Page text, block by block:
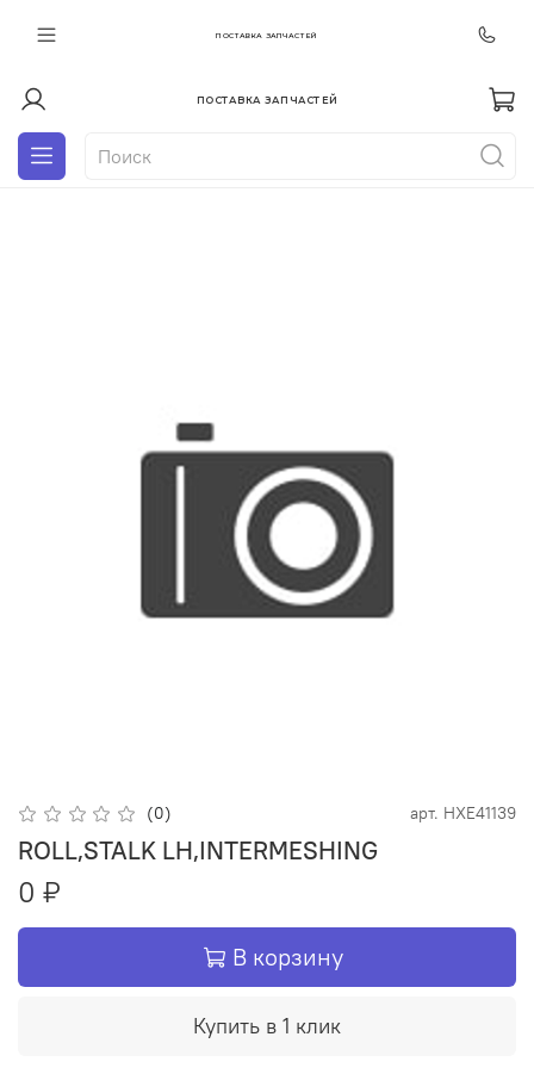
ПОСТАВКА ЗАПЧАСТЕЙ
ПОСТАВКА ЗАПЧАСТЕЙ
(0) арт. HXE41139
ROLL,STALK LH,INTERMESHING
0 ₽
В корзину
Купить в 1 клик